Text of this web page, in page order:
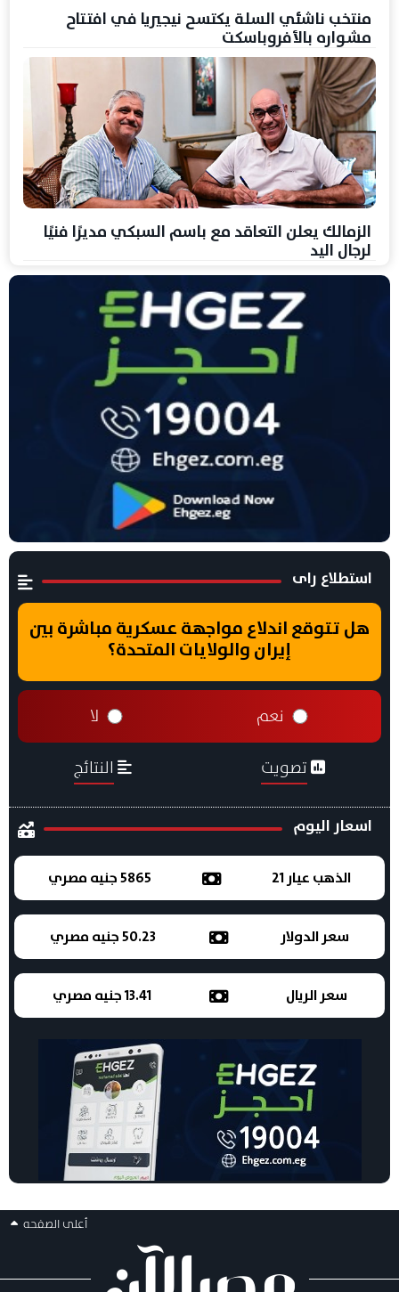
منتخب ناشئي السلة يكتسح نيجيريا في افتتاح
مشواره بالأفروباسكت
الزمالك يعلن التعاقد مع باسم السبكي مديرًا فنيًا
لرجال اليد
استطلاع راى
هل تتوقع اندلاع مواجهة عسكرية مباشرة بين
إيران والولايات المتحدة؟
نعم لا
تصويت النتائج
اسعار اليوم
الذهب عيار 21 5865 جنيه مصري
سعر الدولار 50.23 جنيه مصري
سعر الريال 13.41 جنيه مصري
أعلى الصفحه